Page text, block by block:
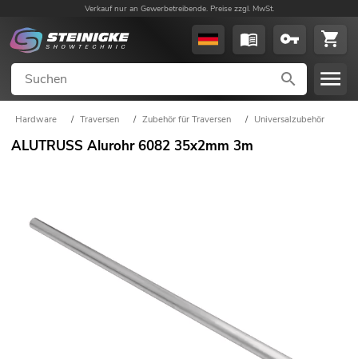
Verkauf nur an Gewerbetreibende. Preise zzgl. MwSt.
Hardware / Traversen / Zubehör für Traversen / Universalzubehör
ALUTRUSS Alurohr 6082 35x2mm 3m